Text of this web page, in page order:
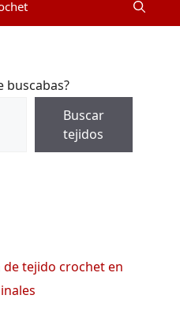
buscabas?
Buscar
tejidos
de tejido crochet en